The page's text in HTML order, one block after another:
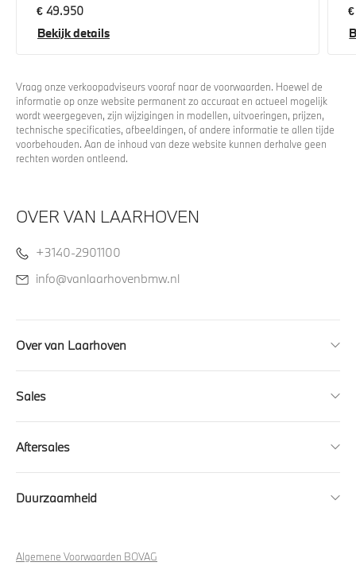
€ 49.950
Bekijk details
Vraag onze verkoopadviseurs vooraf naar de voorwaarden. Hoewel de
informatie op onze website permanent zo accuraat en actueel mogelijk
wordt weergegeven, zijn wijzigingen in modellen, uitvoeringen, prijzen,
technische specificaties, afbeeldingen, of andere informatie te allen tijde
voorbehouden. Aan de inhoud van deze website kunnen derhalve geen
rechten worden ontleend.
OVER VAN LAARHOVEN
+3140-2901100
info@vanlaarhovenbmw.nl
Over van Laarhoven
Sales
Aftersales
Duurzaamheid
Algemene Voorwaarden BOVAG